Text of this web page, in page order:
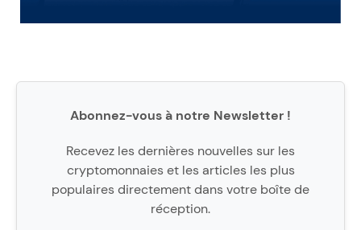
Abonnez-vous à notre Newsletter !
Recevez les dernières nouvelles sur les
cryptomonnaies et les articles les plus
populaires directement dans votre boîte de
réception.